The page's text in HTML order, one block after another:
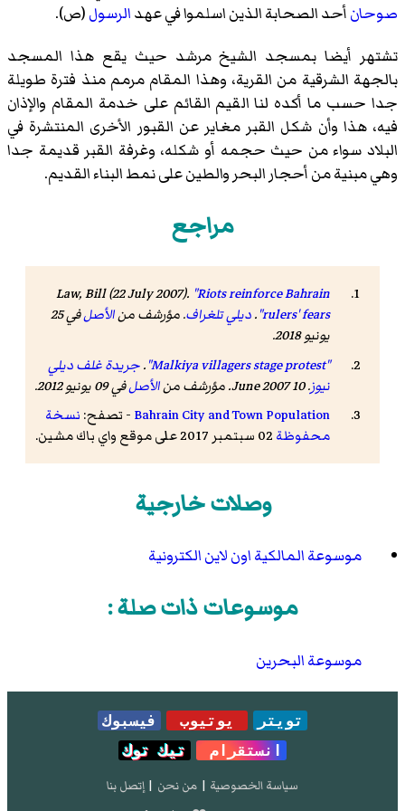
صوحانأحد الصحابة الذين اسلموا في عهدالرسول(ص).
تشتهر أيضا بمسجد الشيخ مرشد حيث يقع هذا المسجد
بالجهة الشرقية من القرية، وهذا المقام مرمم منذ فترة طويلة
جدا حسب ما أكده لنا القيم القائم على خدمة المقام والإذان
فيه، هذا وأن شكل القبر مغاير عن القبور الأخرى المنتشرة في
البلاد سواء من حيث حجمه أو شكله، وغرفة القبر قديمة جدا
وهي مبنية من أحجار البحر والطين على نمط البناء القديم.
مراجع
Law, Bill (22 July 2007). "Riots reinforce Bahrain
rulers' fears"
.ديلي تلغراف. مؤرشف منالأصل
في 25
يونيو 2018
.
"Malkiya villagers stage protest"
.جريدة غلف ديلي
نيوز. 10 June 2007. مؤرشف من الأصلفي 09 يونيو 2012
.
Bahrain City and Town Population - تصفح: نسخة
محفوظة
وصلات خارجية
موسوعة المالكية اون لاين الكترونية
موسوعات ذات صلة :
موسوعة البحرين
تويتر يوتيوب
فيسبوك
انستقرام
تيك توك
سياسة الخصوصية | من نحن | إتصل بنا